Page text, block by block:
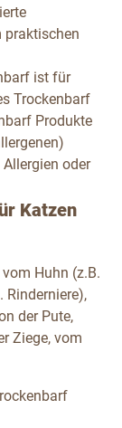
praktischen
ist für
Trockenbarf
Produkte
oder
Katzen
Huhn (z.B.
Rinderniere),
der Pute,
Ziege, vom